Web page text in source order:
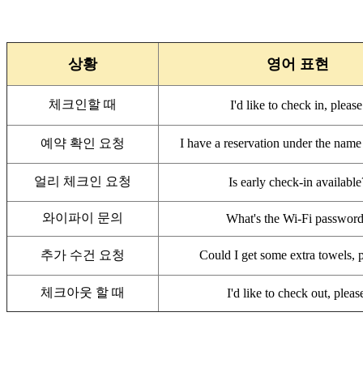
상황 영어 표현
체크인할 때 I'd like to check in,
예약 확인 요청 I have a reservation under the
얼리 체크인 요청 Is early check-in
와이파이 문의 What's the Wi-Fi
추가 수건 요청 Could I get some extra towels,
체크아웃 할 때 I'd like to check out,